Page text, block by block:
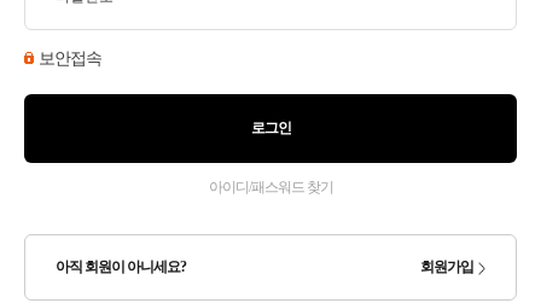
보안접속
로그인
아이디/패스워드 찾기
아직 회원이 아니세요? 회원가입